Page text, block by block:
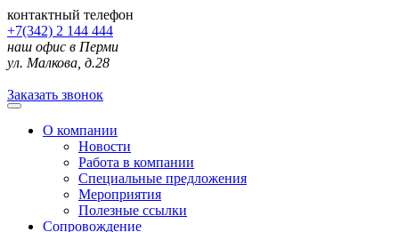
контактный телефон
+7(342) 2 144 444
наш офис в Перми
ул. Малкова, д.28
Заказать звонок
О компании
Новости
Работа в компании
Специальные предложения
Мероприятия
Полезные ссылки
Сопровождение